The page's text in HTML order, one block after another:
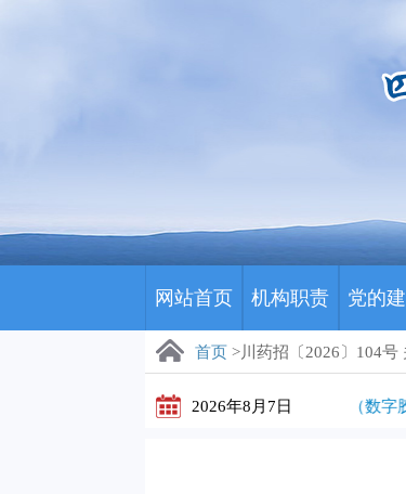
网站首页 机构职责 党的
首页 >川药招〔2026〕104
2026年8月7日
川藏医保影像云（数字胶